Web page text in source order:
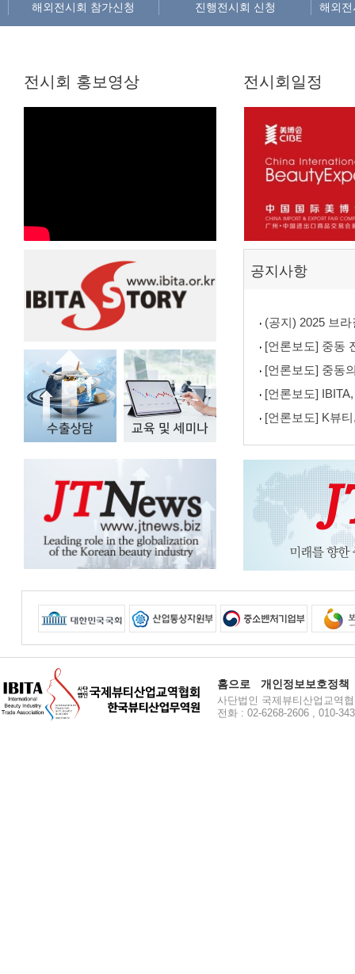
해외전시회 참가신청 진행전시회 신청 해외
전시회 홍보영상 전시회일정
공지사항
(공지) 2025 브
[언론보도] 중동
[언론보도] 중동
[언론보도]
[언론보도] K뷰
홈으로 개인정보보호정책
사단법인 국제뷰티산업교역
전화 : 02-6268-2606 , 010-